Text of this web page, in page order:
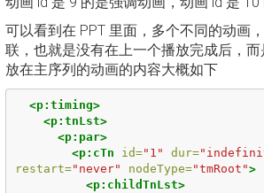
可以看到在 PPT 里面，多个不同的动画
联，也就是没有在上一个播放完成后，而
放在主序列的动画的内容大概如下
<p:timing>
<p:tnLst>
<p:par>
<p:cTn
id="1" dur=
restart="never" nodeType="tmRoot">
<p:childTnLst>